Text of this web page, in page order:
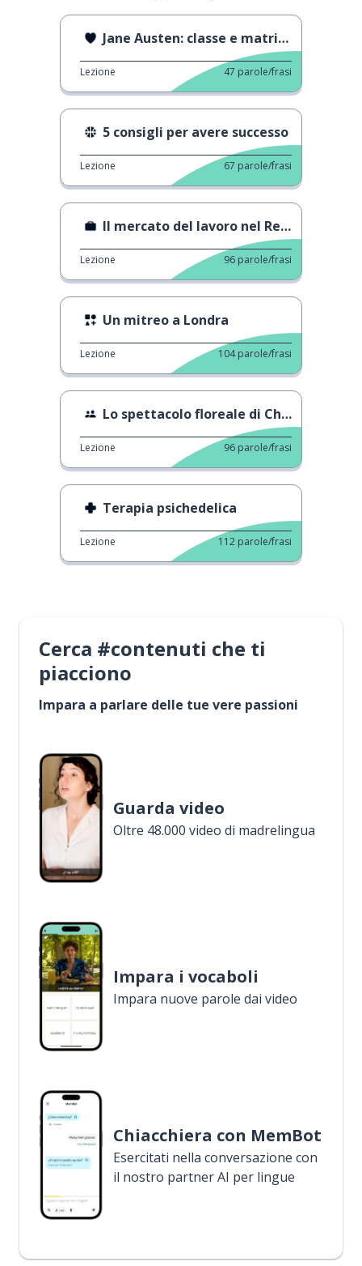
Jane Austen: classe e matrimonio
Lezione 47 parole/frasi
5 consigli per avere successo
Lezione 67 parole/frasi
Il mercato del lavoro nel Regno Unito
Lezione 96 parole/frasi
Un mitreo a Londra
Lezione 104 parole/frasi
Lo spettacolo floreale di Chelsea del 2022
Lezione 96 parole/frasi
Terapia psichedelica
Lezione 112 parole/frasi
Cerca #contenuti che ti
piacciono
Impara a parlare delle tue vere passioni
Guarda video
Oltre 48.000 video di madrelingua
Impara i vocaboli
Impara nuove parole dai video
Chiacchiera con MemBot
Esercitati nella conversazione con
il nostro partner AI per lingue